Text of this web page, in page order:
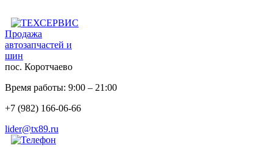
Продажа
автозапчастей и
шин
пос. Коротчаево
Время работы: 9:00 – 21:00
+7 (982) 166-06-66
lider@tx89.ru